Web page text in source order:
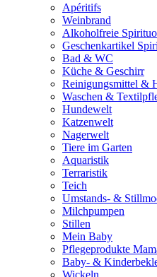
Apéritifs
Weinbrand
Alkoholfreie
Geschenkartikel
Bad & WC
Küche & Geschirr
Reinigungsmittel &
Waschen &
Hundewelt
Katzenwelt
Nagerwelt
Tiere im Garten
Aquaristik
Terraristik
Teich
Umstands- &
Milchpumpen
Stillen
Mein Baby
Pflegeprodukte
Baby- &
Wickeln